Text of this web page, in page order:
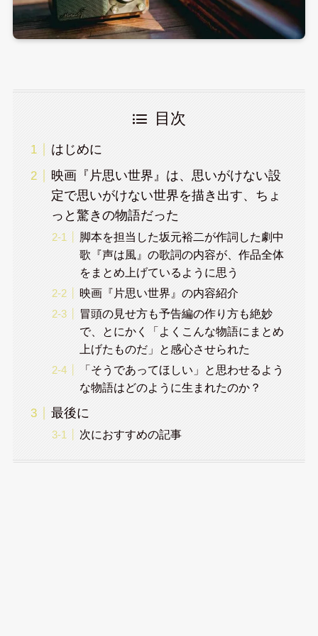
目次
はじめに
映画『片思い世界』は、思いがけない設
定で思いがけない世界を描き出す、ちょ
っと驚きの物語だった
脚本を担当した坂元裕二が作詞した劇中
歌『声は風』の歌詞の内容が、作品全体
をまとめ上げているように思う
映画『片思い世界』の内容紹介
冒頭の見せ方も予告編の作り方も絶妙
で、とにかく「よくこんな物語にまとめ
上げたものだ」と感心させられた
「そうであってほしい」と思わせるよう
な物語はどのように生まれたのか？
最後に
次におすすめの記事